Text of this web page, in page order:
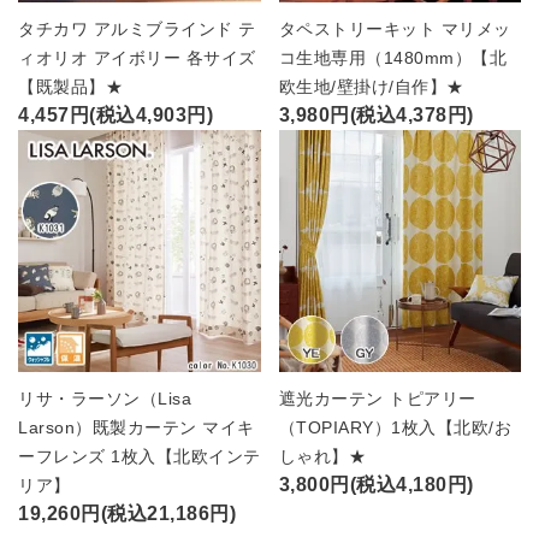
タチカワ アルミブラインド テ
ィオリオ アイボリー 各サイズ
【既製品】★
4,457円(税込4,903円)
タペストリーキット マリメッ
コ生地専用（1480mm）【北
欧生地/壁掛け/自作】★
3,980円(税込4,378円)
リサ・ラーソン（Lisa
Larson）既製カーテン マイキ
ーフレンズ 1枚入【北欧インテ
リア】
19,260円(税込21,186円)
遮光カーテン トピアリー
（TOPIARY）1枚入【北欧/お
しゃれ】★
3,800円(税込4,180円)